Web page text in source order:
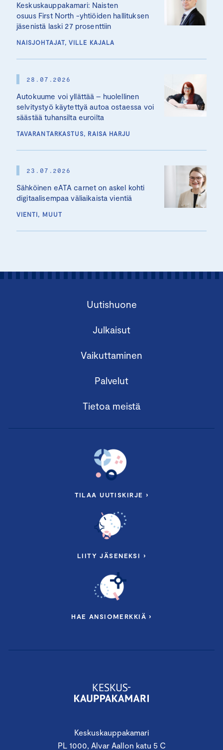
Keskuskauppakamari: Naisten
osuus First North -yhtiöiden hallituksen
jäsenistä laski 27 prosenttiin
NAISJOHTAJAT, VILLE KAJALA
28.07.2026
Autokuume voi yllättää – huolellinen
selvitystyö käytettyä autoa ostaessa voi
säästää tuhansilta euroilta
TAVARANTARKASTUS, RAISA HARJU
23.07.2026
Sähköinen eATA carnet on askel kohti
digitaalisempaa väliaikaista vientiä
VIENTI, MUUT
Keskuskauppakamari
PL 1000, Alvar Aallon katu 5 C
Uutishuone
Julkaisut
Vaikuttaminen
Palvelut
Tietoa meistä
TILAA UUTISKIRJE ›
LIITY JÄSENEKSI ›
HAE ANSIOMERKKIÄ ›